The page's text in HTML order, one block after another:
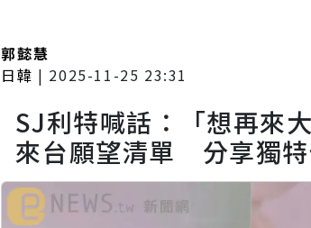
郭懿慧
日韓 | 2025-11-25 23:31
SJ利特喊話：「想再來
來台願望清單 分享獨